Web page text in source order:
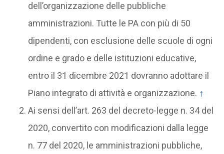
dell’organizzazione delle pubbliche
amministrazioni. Tutte le PA con più di 50
dipendenti, con esclusione delle scuole di ogni
ordine e grado e delle istituzioni educative,
entro il 31 dicembre 2021 dovranno adottare il
Piano integrato di attività e organizzazione. ↑
Ai sensi dell’art. 263 del decreto-legge n. 34 del
2020, convertito con modificazioni dalla legge
n. 77 del 2020, le amministrazioni pubbliche,